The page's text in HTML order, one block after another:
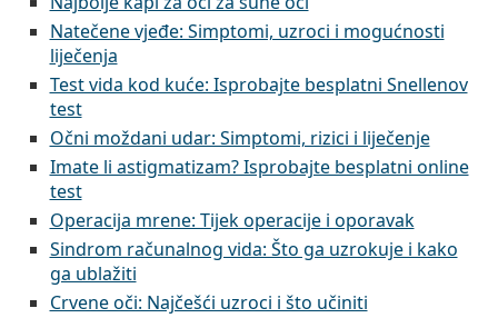
Natečene vjeđe: Simptomi, uzroci i mogućnosti
liječenja
Test vida kod kuće: Isprobajte besplatni Snellenov
test
Očni moždani udar: Simptomi, rizici i liječenje
Imate li astigmatizam? Isprobajte besplatni online
test
Operacija mrene: Tijek operacije i oporavak
Sindrom računalnog vida: Što ga uzrokuje i kako
ga ublažiti
Crvene oči: Najčešći uzroci i što učiniti